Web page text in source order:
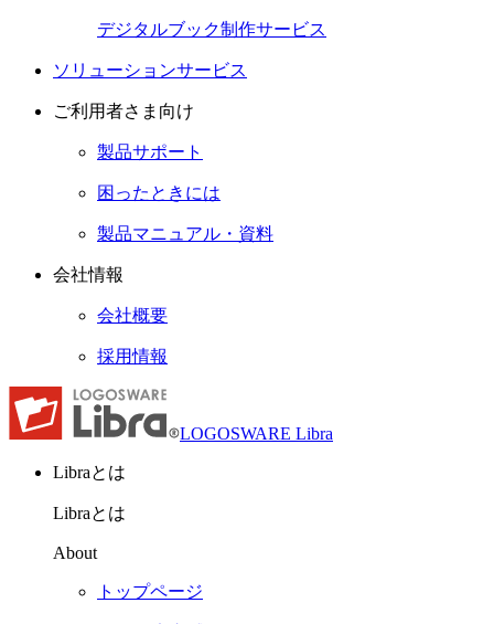
デジタルブック制作サービス
ソリューションサービス
ご利用者さま向け
製品サポート
困ったときには
製品マニュアル・資料
会社情報
会社概要
採用情報
LOGOSWARE Libra
Libraとは
Libraとは
About
トップページ